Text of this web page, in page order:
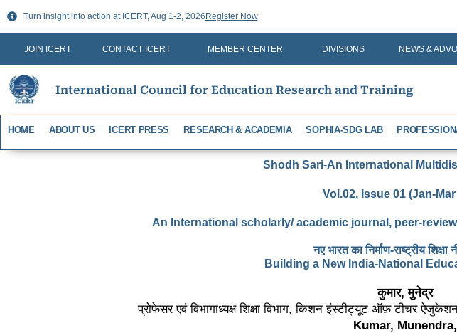
Skip
content
Turn insight into action at ICERT, Aug 1-2, 2026 Register Now
JOIN ICERT CONTACT ICERT MEMBER CENTER DIVISIONS NEWS &
International Council for Education Research and Training
HOME ABOUT US ICERT PRESS RESEARCH & ACADEMIA SOPHIA-SDG LAB
Shodh Sari-An International
Vol.02, Issue 01 (Jan-
An International scholarly/ academic journal, peer-
नए भारत का निर्माण-राष्ट्रीय शिक्षा
Building a New India-National
कुमार, मुनेद्र
प्रोफेसर एवं विभागाध्यक्ष शिक्षा विभाग, किशन इंस्टीट्यूट ऑफ़ टीचर
Kumar, Munendra,